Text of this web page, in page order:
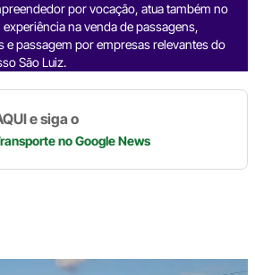
por vocação, atua também no
na venda de passagens,
e passagem por empresas relevantes do
São Luiz.
e siga o
no Google News